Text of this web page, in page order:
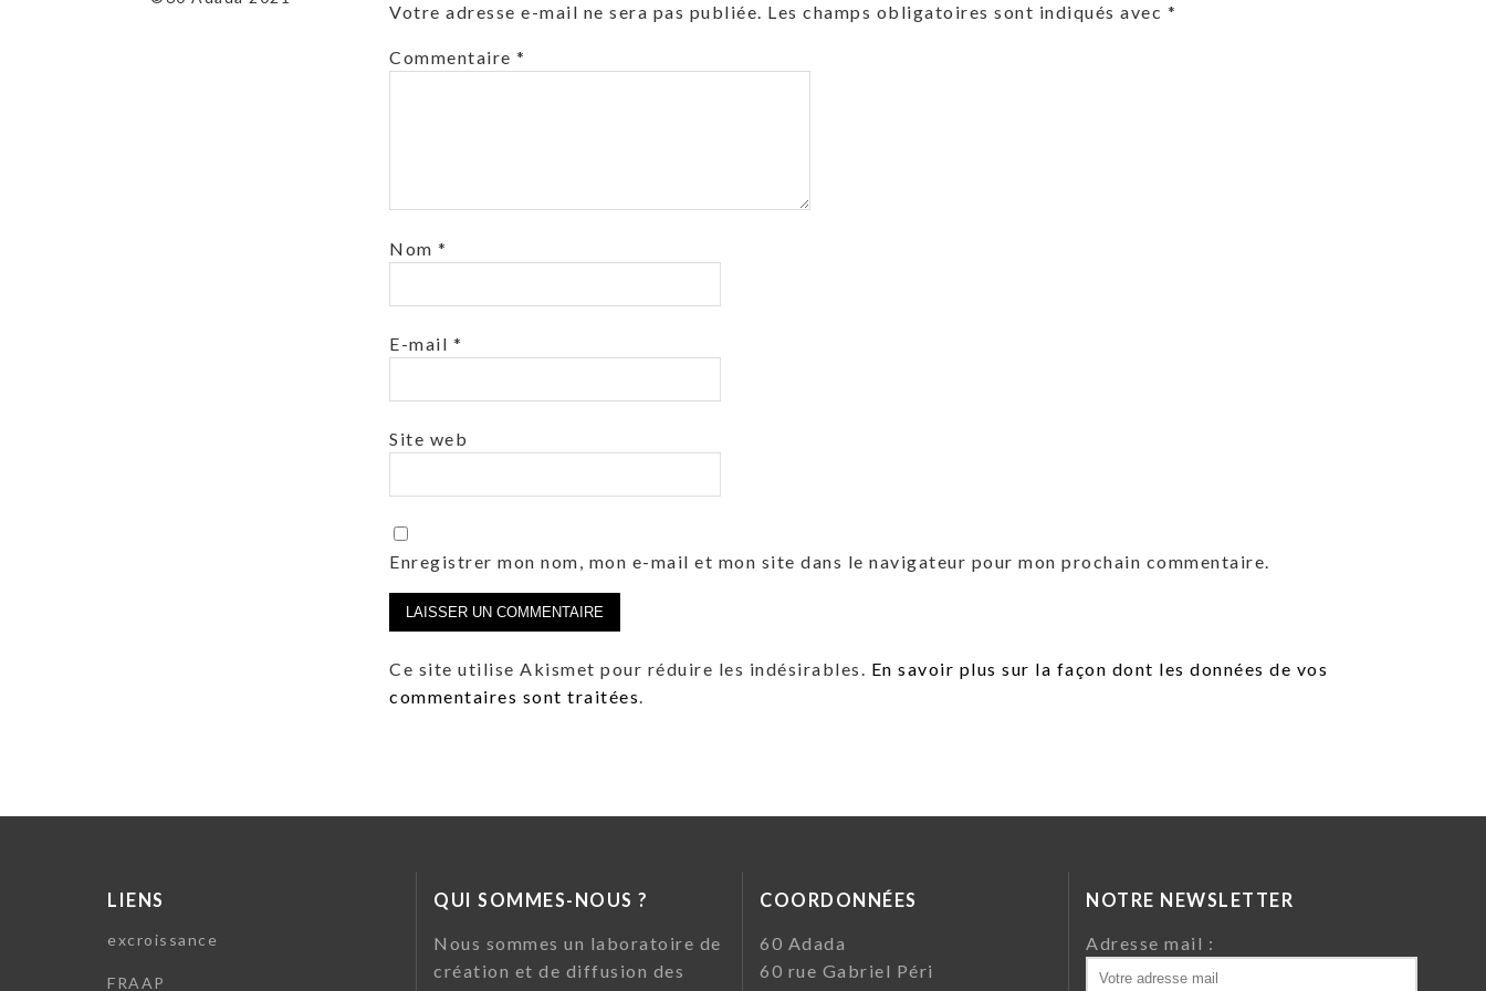
Votre adresse e-mail ne sera pas publiée. Les champs obligatoires sont indiqués avec *
Commentaire *
Nom *
E-mail *
Site web
Enregistrer mon nom, mon e-mail et mon site dans le navigateur pour mon prochain commentaire.
Ce site utilise Akismet pour réduire les indésirables. En savoir plus sur la façon dont les données de vos
commentaires sont traitées.
LIENS
excroissance
FRAAP
QUI SOMMES-NOUS ?
Nous sommes un laboratoire de
création et de diffusion des
COORDONNÉES
60 Adada
60 rue Gabriel Péri
NOTRE NEWSLETTER
Adresse mail :